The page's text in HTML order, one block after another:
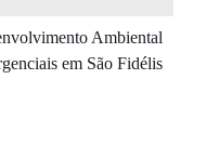
Ambiental
em São Fidélis